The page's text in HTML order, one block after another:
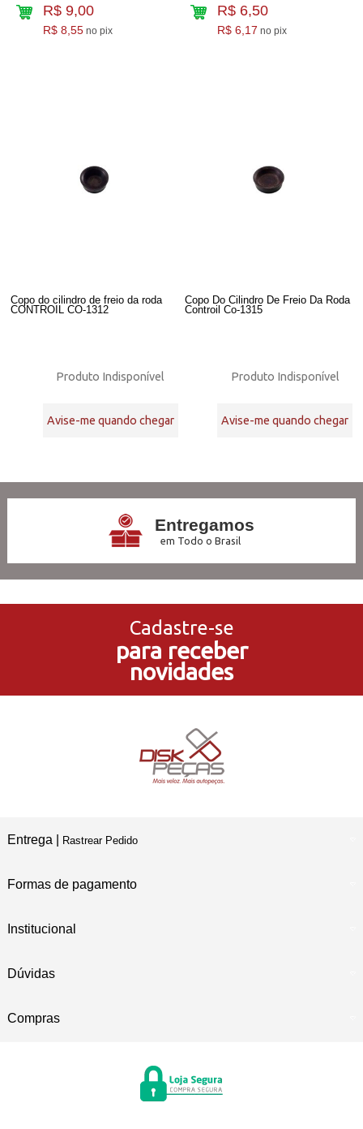
R$ 9,00
R$ 8,55 no pix
R$ 6,50
R$ 6,17 no pix
Copo do cilindro de freio da roda
CONTROIL CO-1312
Produto Indisponível
Avise-me quando chegar
Copo Do Cilindro De Freio Da Roda
Controil Co-1315
Produto Indisponível
Avise-me quando chegar
Entregamos
em Todo o Brasil
no Cartão de Crédito
5% de Desconto
no Pagamento PIX
Em Nossas Lojas Físicas
Cadastre-se
para receber
novidades
Entrega | Rastrear Pedido
Formas de pagamento
Institucional
Dúvidas
Compras